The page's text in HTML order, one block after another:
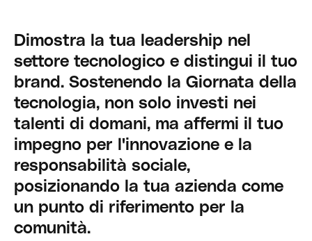
Dimostra la tua leadership nel
settore tecnologico e distingui il tuo
brand. Sostenendo la Giornata della
tecnologia, non solo investi nei
talenti di domani, ma affermi il tuo
impegno per l'innovazione e la
responsabilità sociale,
posizionando la tua azienda come
un punto di riferimento per la
comunità.